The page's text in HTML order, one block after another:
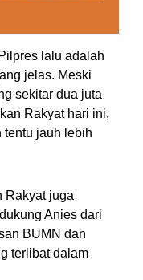
lalu adalah
jelas. Meski
sekitar dua juta
Rakyat hari ini,
tentu jauh lebih
Rakyat juga
Anies dari
BUMN dan
terlibat dalam